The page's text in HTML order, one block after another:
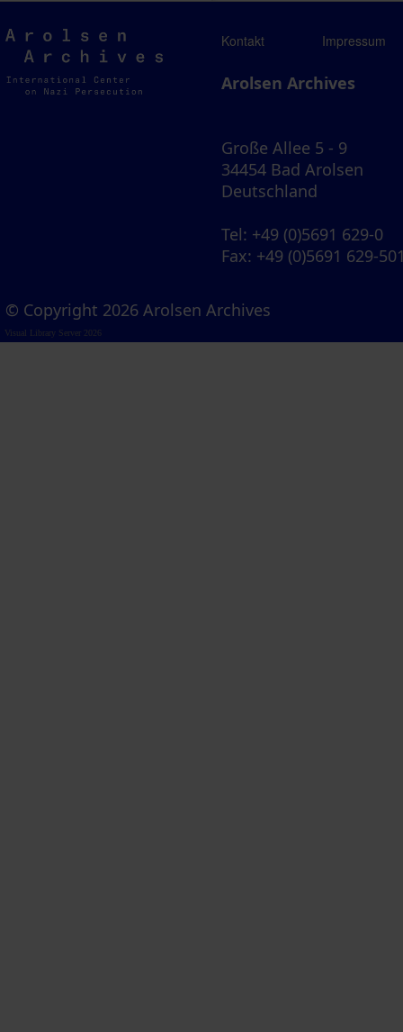
Arolsen
Archives
Kontakt Impressum
Arolsen Archives
Große Allee 5 - 9
34454 Bad Arolsen
Deutschland
Tel: +49 (0)5691 629-0
Fax: +49 (0)5691 629-
© Copyright 2026 Arolsen Archives
Visual Library Server 2026